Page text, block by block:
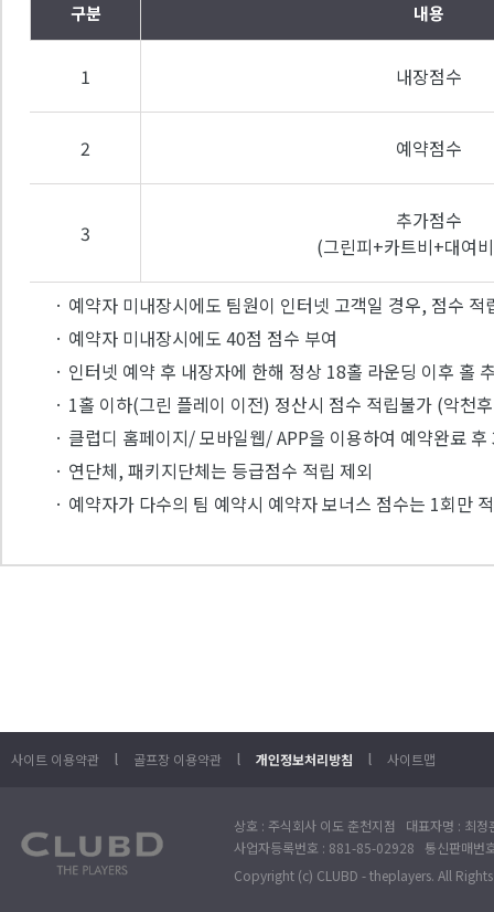
구분 내용
1 내장점수
2 예약점수
3
추가점수
(그린피+카트비+대여
· 예약자 미내장시에도 팀원이 인터넷 고객일 경우, 점수
· 예약자 미내장시에도 40점 점수 부여
· 인터넷 예약 후 내장자에 한해 정상 18홀 라운딩 이후 홀
· 1홀 이하(그린 플레이 이전) 정산시 점수 적립불가 (악천
· 클럽디 홈페이지/ 모바일웹/ APP을 이용하여 예약완료
· 연단체, 패키지단체는 등급점수 적립 제외
· 예약자가 다수의 팀 예약시 예약자 보너스 점수는 1회만
사이트 이용약관 l 골프장 이용약관 l 개인정보처리방침 l 사이트맵
상호 : 주식회사 이도 춘천지점 대표자명 : 최
사업자등록번호 : 881-85-02928 통신판매번
Copyright (c) CLUBD - theplayers. All